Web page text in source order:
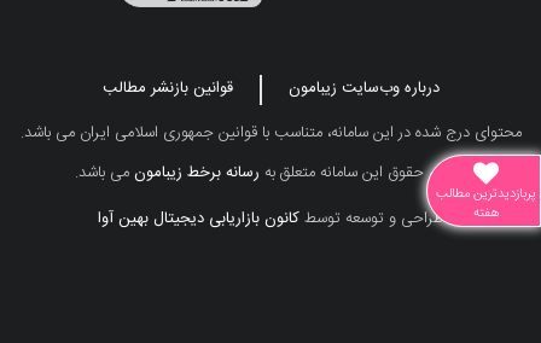
درباره وب‌سایت زیبامون
قوانین بازنشر مطالب
محتوای درج شده در این سامانه، متناسب با قوانین جمهوری اسلامی ایران می باشد.
تمامی حقوق این سامانه متعلق به رسانه برخط زیبامونمی باشد.
طراحی و توسعه توسطکانون بازاریابی دیجیتال بهین آوا
پربازدیدترین مطالب
هفته